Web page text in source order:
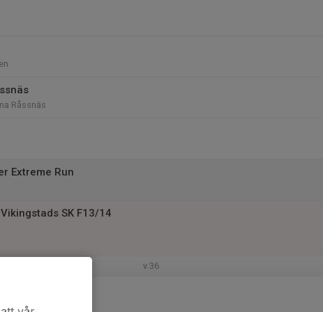
Råssnäs
Extreme Run
SK F13/14
v.36